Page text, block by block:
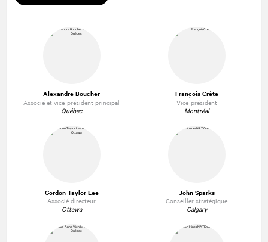
Alexandre Boucher
Associé et vice-président principal
Québec
François Crête
Vice-président
Montréal
Gordon Taylor Lee
Associé directeur
Ottawa
John Sparks
Conseiller stratégique
Calgary